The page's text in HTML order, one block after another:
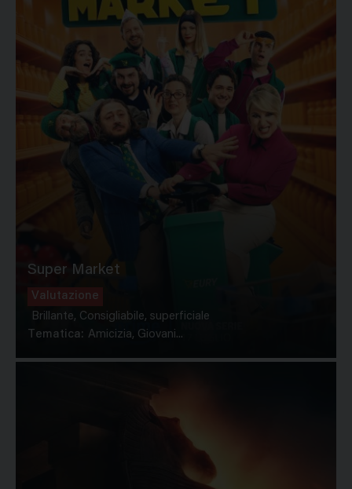
Super Market
Valutazione
Brillante, Consigliabile, superficiale
Tematica: Amicizia, Giovani...